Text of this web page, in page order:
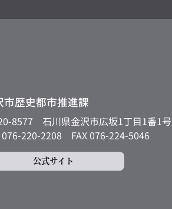
市歴史都市推進課
8577
石川県金沢市広坂1丁目1番1号
076-220-2208
FAX 076-224-5046
公式サイト